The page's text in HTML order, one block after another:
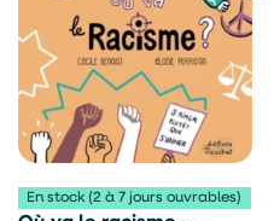
En stock (2 à 7 jours ouvrables)